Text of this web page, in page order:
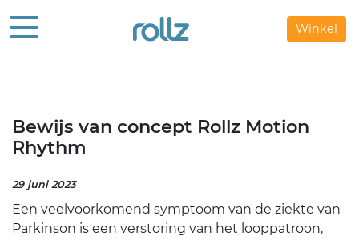
Winkel
Bewijs van concept Rollz Motion
Rhythm
29 juni 2023
Een veelvoorkomend symptoom van de ziekte van
Parkinson is een verstoring van het looppatroon,